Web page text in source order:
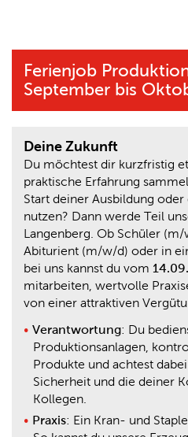
Ferienjob
September bis
Deine Zukunft
Du möchtest dir kurzfristig
praktische Erfahrung
Start deiner Ausbildung
nutzen? Dann werde Teil
Langenberg. Ob Schüler
Abiturient (m/w/d) oder in
bei uns kannst du vom
mitarbeiten, wertvolle
von einer attraktiven
Verantwortung: Du
Produktionsanlagen,
Produkte und achtest
Sicherheit und die deiner
Kollegen.
Praxis: Ein Kran- und